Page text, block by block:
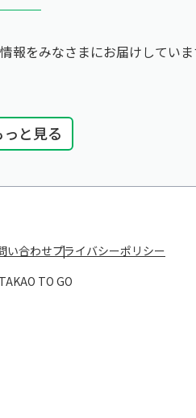
報をみなさまにお届けしてい
っと見る
い合わせプライバシーポリシー
TO GO